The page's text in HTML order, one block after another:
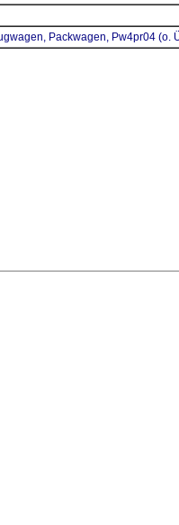
Packwagen, Pw4pr04 (o.